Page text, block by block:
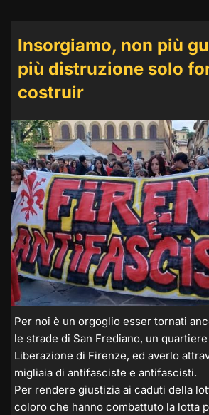
Insorgiamo, non più
più distruzione solo
costruir
Per noi è un orgoglio esser tornati
le strade di San Frediano, un
Liberazione di Firenze, ed averlo
migliaia di antifasciste e antifascisti.
Per rendere giustizia ai caduti della
coloro che hanno combattuto la lotta